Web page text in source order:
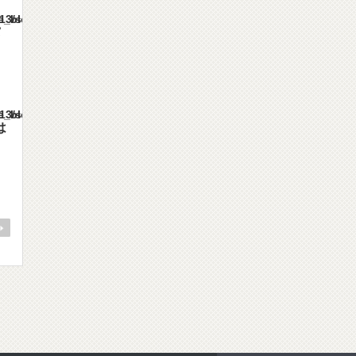
single.php
single.php